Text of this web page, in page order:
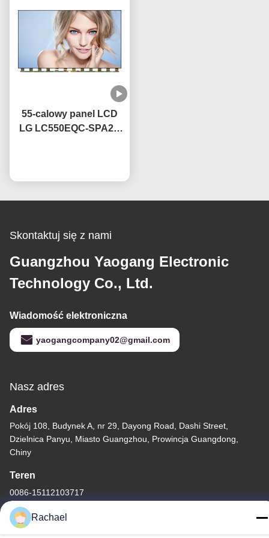
55-calowy panel LCD
LG LC550EQC-SPA2 z
Skontaktuj się z nami
Guangzhou Yaogang Electronic
Technology Co., Ltd.
Wiadomość elektroniczna
yaogangcompany02@gmail.com
Nasz adres
Adres
Pokój 108, Budynek A, nr 29, Dayong Road, Dashi Street,
Dzielnica Panyu, Miasto Guangzhou, Prowincja Guangdong,
Chiny
Teren
0086-15112103717
Rachael